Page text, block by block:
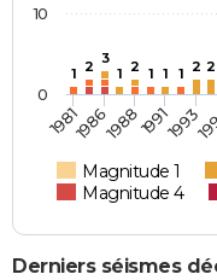
1 2 3
1 2 1 1 1 2 2
Magnitude 1
Magnitude 4
19811986198819911993
0
10
Derniers séismes